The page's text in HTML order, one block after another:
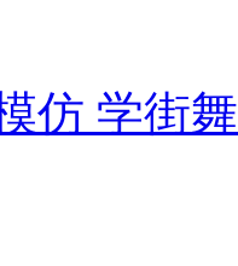
仿 学街